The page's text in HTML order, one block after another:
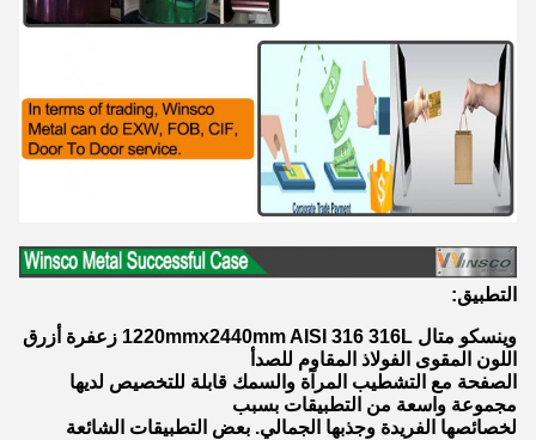
التطبيق:
وينسكو متال 1220mmx2440mm AISI 316 316L زعفرة أزرق
اللون المقوى الفولاذ المقاوم للصدأ
الصفحة مع التشطيب المرآة والسمك قابلة للتخصيص لديها
مجموعة واسعة من التطبيقات بسبب
لخصائصها الفريدة وجذبها الجمالي. بعض التطبيقات الشائعة